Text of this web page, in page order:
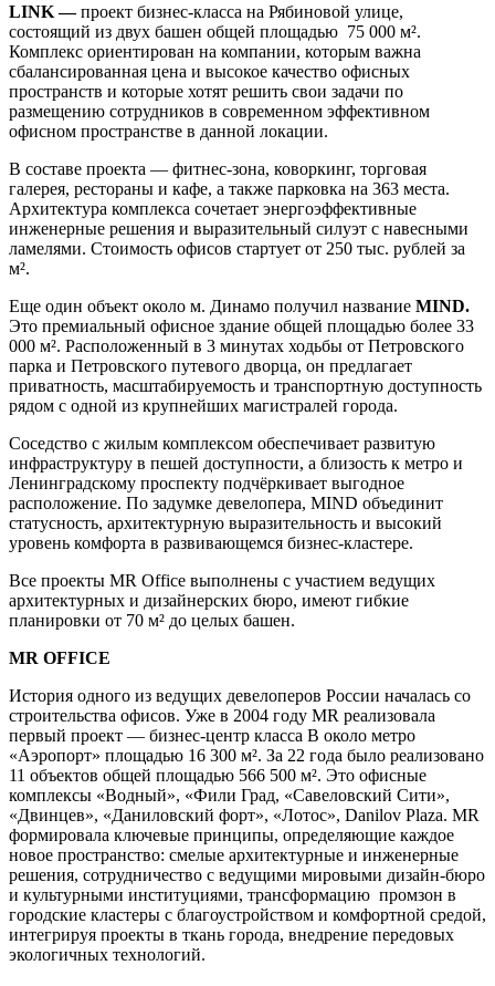
LINK —проект бизнес-класса на Рябиновой улице,
состоящий из двух башен общей площадью 75 000 м².
Комплекс ориентирован на компании, которым важна
сбалансированная цена и высокое качество офисных
пространств и которые хотят решить свои задачи по
размещению сотрудников в современном эффективном
офисном пространстве в данной локации.
В составе проекта — фитнес-зона, коворкинг, торговая
галерея, рестораны и кафе, а также парковка на 363 места.
Архитектура комплекса сочетает энергоэффективные
инженерные решения и выразительный силуэт с навесными
ламелями. Стоимость офисов стартует от 250 тыс. рублей за
м².
Еще один объект около м. Динамо получил название MIND.
Это премиальный офисное здание общей площадью более 33
000 м². Расположенный в 3 минутах ходьбы от Петровского
парка и Петровского путевого дворца, он предлагает
приватность, масштабируемость и транспортную доступность
рядом с одной из крупнейших магистралей города.
Соседство с жилым комплексом обеспечивает развитую
инфраструктуру в пешей доступности, а близость к метро и
Ленинградскому проспекту подчёркивает выгодное
расположение. По задумке девелопера, MIND объединит
статусность, архитектурную выразительность и высокий
уровень комфорта в развивающемся бизнес-кластере.
Все проекты MR Office выполнены с участием ведущих
архитектурных и дизайнерских бюро, имеют гибкие
планировки от 70 м² до целых башен.
MR OFFICE
История одного из ведущих девелоперов России началась со
строительства офисов. Уже в 2004 году MR реализовала
первый проект — бизнес-центр класса B около метро
«Аэропорт» площадью 16 300 м². За 22 года было реализовано
11 объектов общей площадью 566 500 м². Это офисные
комплексы «Водный», «Фили Град, «Савеловский Сити»,
«Двинцев», «Даниловский форт», «Лотос», Danilov Plaza. MR
формировала ключевые принципы, определяющие каждое
новое пространство: смелые архитектурные и инженерные
решения, сотрудничество с ведущими мировыми дизайн-бюро
и культурными институциями, трансформацию промзон в
городские кластеры с благоустройством и комфортной средой,
интегрируя проекты в ткань города, внедрение передовых
экологичных технологий.